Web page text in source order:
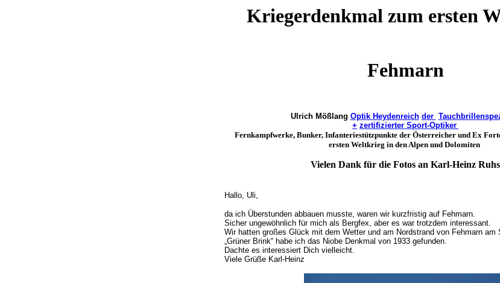
Kriegerdenkmal zum ersten
Fehmarn
Ulrich Mößlang Optik Heydenreich der
+ zertifizierter Sport-Optiker
Fernkampfwerke, Bunker, Infanteriestützpunkte der Österreicher und Ex
ersten Weltkrieg in den Alpen und Dolomiten
Vielen Dank für die Fotos an Karl-Heinz Ruhs
Hallo, Uli,
da ich Überstunden abbauen musste, waren wir kurzfristig auf Fehmarn.
Sicher ungewöhnlich für mich als Bergfex, aber es war trotzdem interessant.
Wir hatten großes Glück mit dem Wetter und am Nordstrand von Fehmarn am
„Grüner Brink“ habe ich das Niobe Denkmal von 1933 gefunden.
Dachte es interessiert Dich vielleicht.
Viele Grüße Karl-Heinz